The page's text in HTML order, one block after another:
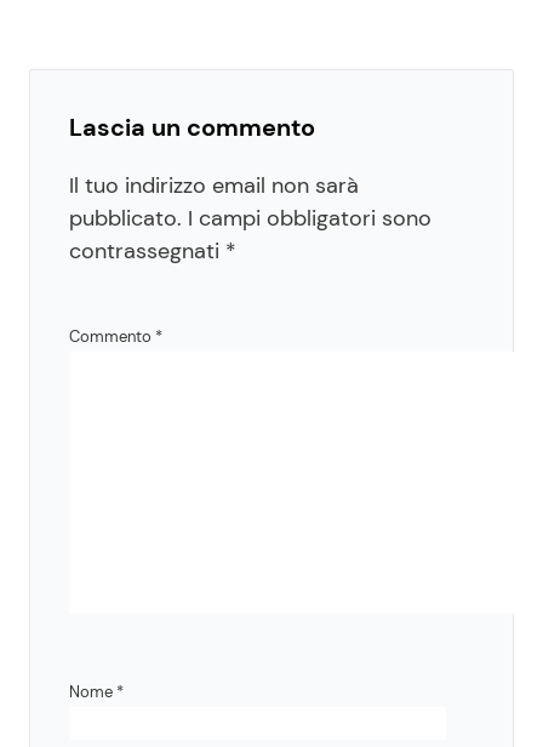
Lascia un commento
Il tuo indirizzo email non sarà
pubblicato. I campi obbligatori sono
contrassegnati *
Commento *
Nome *